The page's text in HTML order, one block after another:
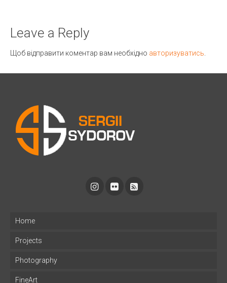
Leave a Reply
Щоб відправити коментар вам необхідно авторизуватись
Home
Projects
Photography
FineArt